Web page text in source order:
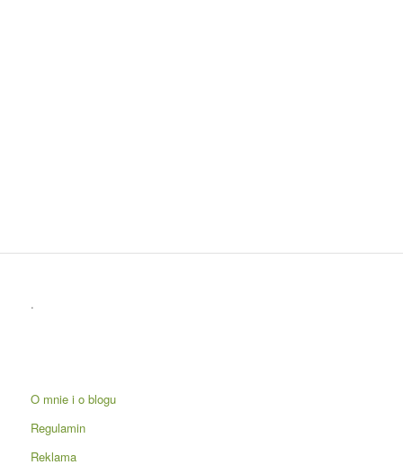
.
O mnie i o blogu
Regulamin
Reklama